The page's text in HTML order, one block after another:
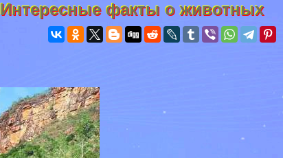
Интересные факты о животных